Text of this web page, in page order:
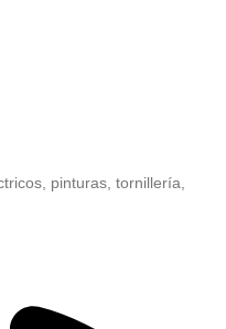
pinturas, tornillería,